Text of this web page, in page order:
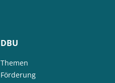
DBU
Themen
Förderung